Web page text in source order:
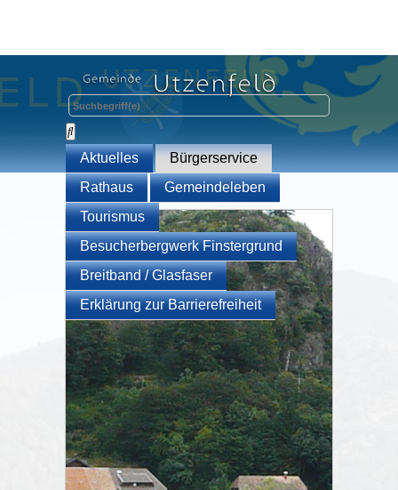
Aktuelles
Bürgerservice
Rathaus
Gemeindeleben
Tourismus
Besucherbergwerk Finstergrund
Breitband / Glasfaser
Erklärung zur Barrierefreiheit